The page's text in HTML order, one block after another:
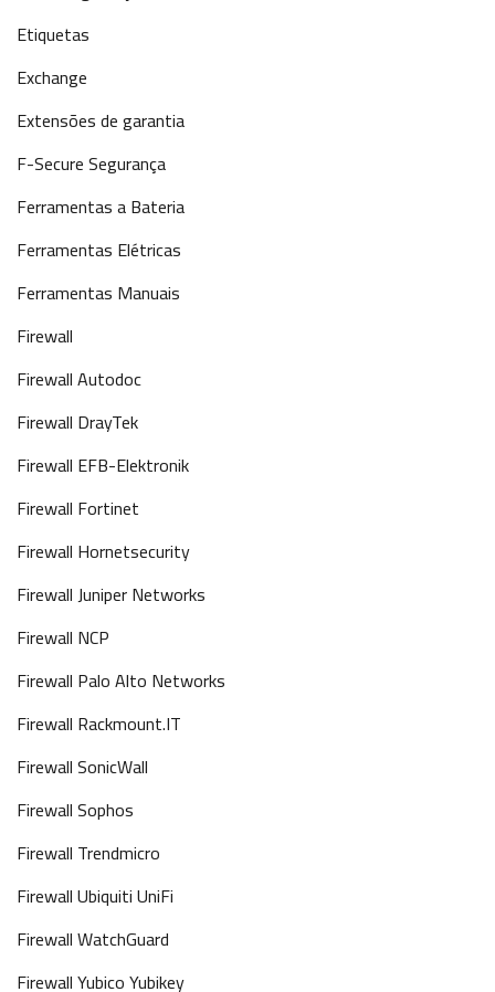
Etiquetas
Exchange
Extensões de garantia
F-Secure Segurança
Ferramentas a Bateria
Ferramentas Elétricas
Ferramentas Manuais
Firewall
Firewall Autodoc
Firewall DrayTek
Firewall EFB-Elektronik
Firewall Fortinet
Firewall Hornetsecurity
Firewall Juniper Networks
Firewall NCP
Firewall Palo Alto Networks
Firewall Rackmount.IT
Firewall SonicWall
Firewall Sophos
Firewall Trendmicro
Firewall Ubiquiti UniFi
Firewall WatchGuard
Firewall Yubico Yubikey